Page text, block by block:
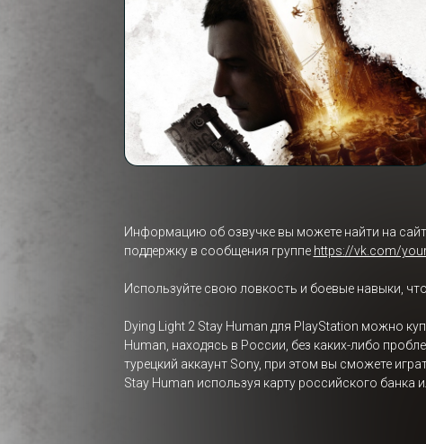
Информацию об озвучке вы можете найти на
поддержку в сообщения группе https://vk.com/
Используйте свою ловкость и боевые навыки,
Dying Light 2 Stay Human для PlayStation можно
Human, находясь в России, без каких-либо
турецкий аккаунт Sony, при этом вы сможете
Stay Human используя карту российского банка